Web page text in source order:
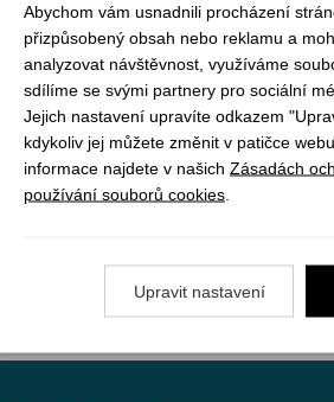
- Tepelný odpor: 1,2
- Rozměr: 36 x 26 x 0,8 cm
- Rozměr po složení: 10 x 27 x 3 cm
Abychom vám usnadnili procházení
přizpůsobený obsah nebo reklamu a
analyzovat návštěvnost, využíváme
sdílíme se svými partnery pro sociální
Jejich nastavení upravíte odkazem
kdykoliv jej můžete změnit v patičce
informace najdete v našich Zásadách
používání souborů cookies
Upravit nastavení